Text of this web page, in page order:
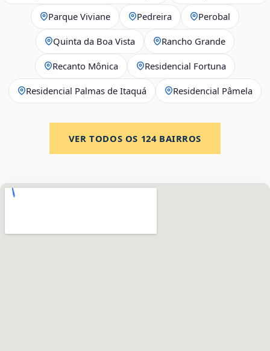
Parque Viviane Pedreira Perobal
Quinta da Boa Vista Rancho Grande
Recanto Mônica Residencial Fortuna
Residencial Palmas de Itaquá Residencial Pâmela
VER TODOS OS 124BAIRROS